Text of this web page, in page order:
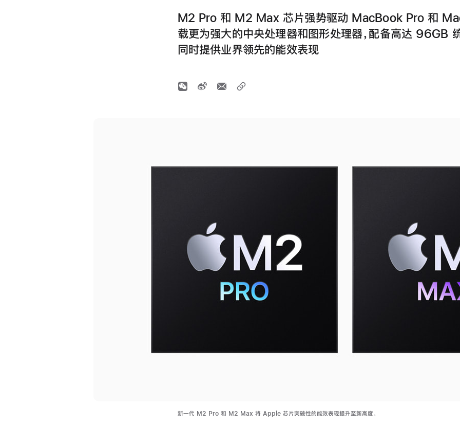
M2 Pro 和 M2 Max 芯片强势驱动 MacBook Pro 和
载更为强大的中央处理器和图形处理器，配备高达 96GB
同时提供业界领先的能效表现
新一代 M2 Pro 和 M2 Max 将 Apple 芯片突破性的能效表现提升至新高度。